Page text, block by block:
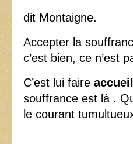
dit Montaigne.
Accepter la
c’est bien, ce n’est
C’est lui faire accueil
souffrance est là .
le courant